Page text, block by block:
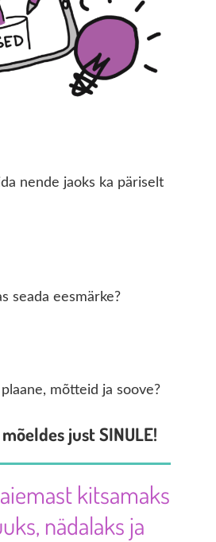
nende jaoks ka päriselt
seada eesmärke?
mõtteid ja soove?
just SINULE!
kitsamaks
nädalaks ja